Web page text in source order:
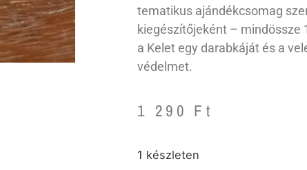
tematikus ajándékcsomag
kiegészítőjeként – mindössze
a Kelet egy darabkáját és a
védelmet.
1 290 Ft
1 készleten